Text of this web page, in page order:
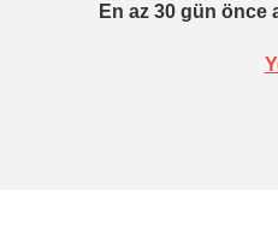
En az 30 gün önce